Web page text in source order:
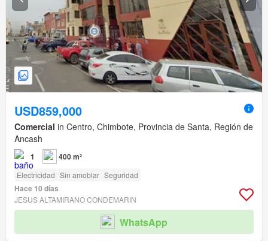
USD859,000
Comercial in Centro, Chimbote, Provincia de Santa, Región de
Ancash
1 400 m²
Electricidad Sin amoblar Seguridad
Hace 10 días
JESUS ALTAMIRANO CONDEMARIN
WhatsApp